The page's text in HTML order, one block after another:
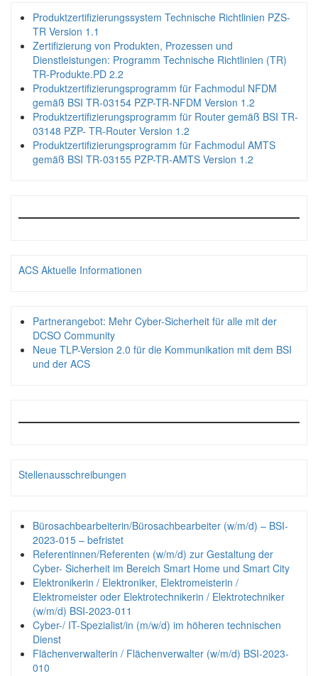
Produktzertifizierungssystem Technische Richtlinien PZS-
TR Version 1.1
Zertifizierung von Produkten, Prozessen und
Dienstleistungen: Programm Technische Richtlinien (TR)
TR-Produkte.PD 2.2
Produktzertifizierungsprogramm für Fachmodul NFDM
gemäß BSI TR-03154 PZP-TR-NFDM Version 1.2
Produktzertifizierungsprogramm für Router gemäß BSI TR-
03148 PZP- TR-Router Version 1.2
Produktzertifizierungsprogramm für Fachmodul AMTS
gemäß BSI TR-03155 PZP-TR-AMTS Version 1.2
ACS Aktuelle Informationen
Partnerangebot: Mehr Cyber-Sicherheit für alle mit der
DCSO Community
Neue TLP-Version 2.0 für die Kommunikation mit dem BSI
und der ACS
Stellenausschreibungen
Bürosachbearbeiterin/Bürosachbearbeiter (w/m/d) – BSI-
2023-015 – befristet
Referentinnen/Referenten (w/m/d) zur Gestaltung der
Cyber- Sicherheit im Bereich Smart Home und Smart City
Elektronikerin / Elektroniker, Elektromeisterin /
Elektromeister oder Elektrotechnikerin / Elektrotechniker
(w/m/d) BSI-2023-011
Cyber-/ IT-Spezialist/in (m/w/d) im höheren technischen
Dienst
Flächenverwalterin / Flächenverwalter (w/m/d) BSI-2023-
010